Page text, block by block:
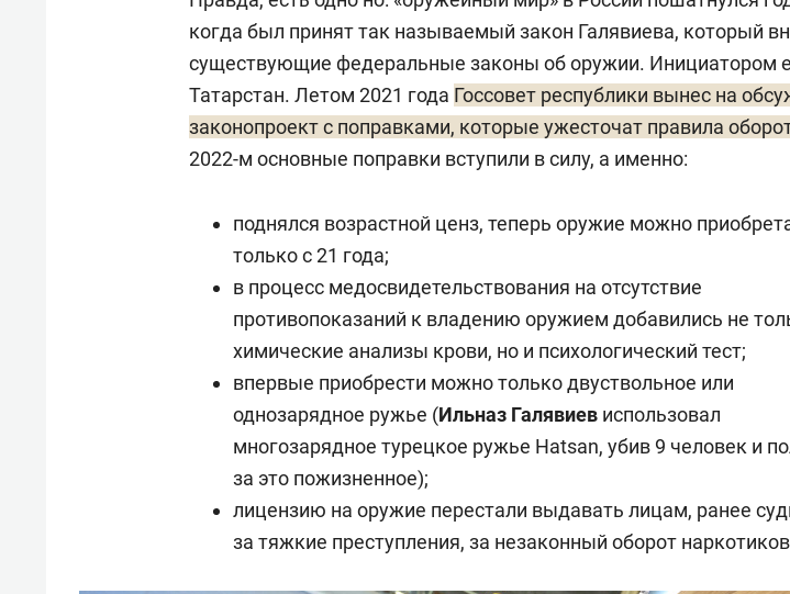
когда был принят так называемый закон Галявиева, который
существующие федеральные законы об оружии. Инициатором
Татарстан. Летом 2021 года Госсовет республики вынес на
законопроект с поправками, которые ужесточат правила
2022-м основные поправки вступили в силу, а именно:
поднялся возрастной ценз, теперь оружие можно
только с 21 года;
в процесс медосвидетельствования на отсутствие
противопоказаний к владению оружием добавились не
химические анализы крови, но и психологический тест;
впервые приобрести можно только двуствольное или
однозарядное ружье (Ильназ Галявиев использовал
многозарядное турецкое ружье Hatsan, убив 9 человек и
за это пожизненное);
лицензию на оружие перестали выдавать лицам, ранее
за тяжкие преступления, за незаконный оборот